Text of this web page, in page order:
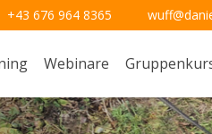
+43 676 964 8365
Webinare